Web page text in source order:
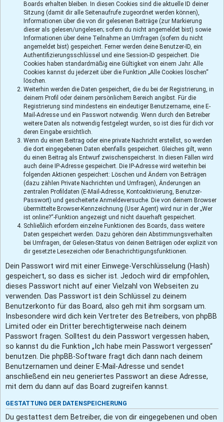
Boards erhalten bleiben. In diesen Cookies sind die aktuelle ID deiner
Sitzung (damit dir alle Seitenaufrufe zugeordnet werden können),
Informationen über die von dir gelesenen Beiträge (zur Markierung
dieser als gelesen/ungelesen; sofern du nicht angemeldet bist) sowie
Informationen über deine Teilnahme an Umfragen (sofern du nicht
angemeldet bist) gespeichert. Ferner werden deine Benutzer-ID, ein
Authentifizierungsschlüssel und eine Session-ID gespeichert. Die
Cookies haben standardmäßig eine Gültigkeit von einem Jahr. Alle
Cookies kannst du jederzeit über die Funktion „Alle Cookies löschen“
löschen.
Weiterhin werden die Daten gespeichert, die du bei der Registrierung, in
deinem Profil oder deinem persönlichem Bereich angibst. Für die
Registrierung sind mindestens ein eindeutiger Benutzername, eine E-
Mail-Adresse und ein Passwort notwendig. Wenn durch den Betreiber
weitere Daten als notwendig festgelegt wurden, so ist dies für dich vor
deren Eingabe ersichtlich.
Wenn du einen Beitrag oder eine private Nachricht erstellst, so werden
die dort eingegebenen Daten ebenfalls gespeichert. Gleiches gilt, wenn
du einen Beitrag als Entwurf zwischenspeicherst. In diesen Fällen wird
auch deine IP-Adresse gespeichert. Die IP-Adresse wird weiterhin bei
folgenden Aktionen gespeichert: Löschen und Ändern von Beiträgen
(dazu zählen Private Nachrichten und Umfragen), Änderungen an
zentralen Profildaten (E-Mail-Adresse, Kontoaktivierung, Benutzer-
Passwort) und gescheiterte Anmeldeversuche. Die von deinem Browser
übermittelte Browser-Kennzeichnung (User Agent) wird nur in der „Wer
ist online?“-Funktion angezeigt und nicht dauerhaft gespeichert.
Schließlich erfordern einzelne Funktionen des Boards, dass weitere
Daten gespeichert werden. Dazu gehören dein Abstimmungsverhalten
bei Umfragen, der Gelesen-Status von deinen Beiträgen oder explizit von
dir gesetzte Lesezeichen oder Benachrichtigungsfunktionen.
Dein Passwort wird mit einer Einwege-Verschlüsselung (Hash)
gespeichert, so dass es sicher ist. Jedoch wird dir empfohlen,
dieses Passwort nicht auf einer Vielzahl von Webseiten zu
verwenden. Das Passwort ist dein Schlüssel zu deinem
Benutzerkonto für das Board, also geh mit ihm sorgsam um.
Insbesondere wird dich kein Vertreter des Betreibers, von phpBB
Limited oder ein Dritter berechtigterweise nach deinem
Passwort fragen. Solltest du dein Passwort vergessen haben,
so kannst du die Funktion „Ich habe mein Passwort vergessen“
benutzen. Die phpBB-Software fragt dich dann nach deinem
Benutzernamen und deiner E-Mail-Adresse und sendet
anschließend ein neu generiertes Passwort an diese Adresse,
mit dem du dann auf das Board zugreifen kannst.
GESTATTUNG DER DATENSPEICHERUNG
Du gestattest dem Betreiber, die von dir eingegebenen und oben